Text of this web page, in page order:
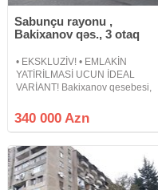
Sabunçu rayonu ,
Bakixanov qəs., 3 otaq
• EKSKLUZİV! • EMLAKİN
YATİRİLMASİ UCUN İDEAL
VARİANT! Bakixanov qesebesi,
Ticaret merkezinden 100 metr
mesafede, 9 mertebeli binanin 1-
m olan
340 000 Azn